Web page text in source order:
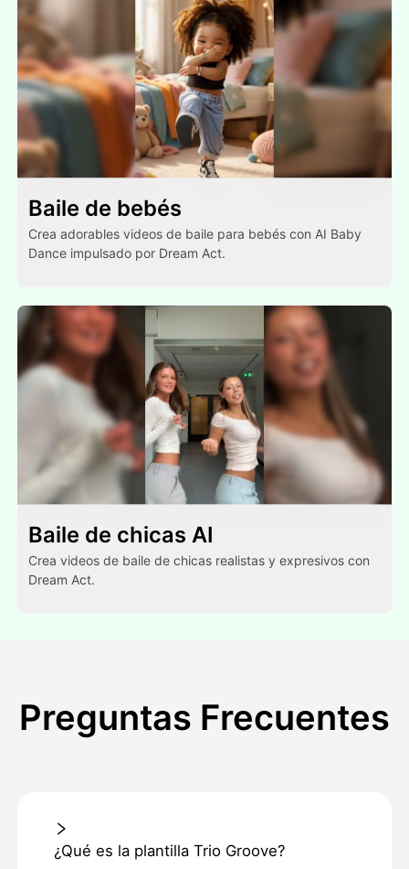
Baile de bebés
Crea adorables videos de baile para bebés con AI Baby
Dance impulsado por Dream Act.
Baile de chicas AI
Crea videos de baile de chicas realistas y expresivos con
Dream Act.
Preguntas Frecuentes
¿Qué es la plantilla Trio Groove?